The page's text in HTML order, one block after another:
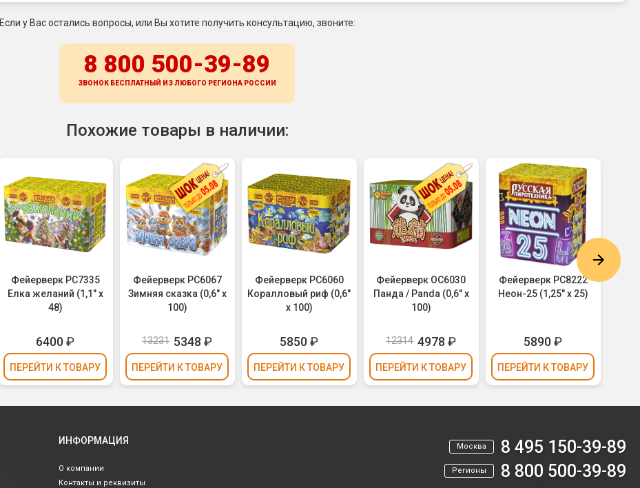
Если у Вас остались вопросы, или Вы хотите получить консультацию, звоните:
8 800 500-39-89
ЗВОНОК БЕСПЛАТНЫЙ ИЗ ЛЮБОГО РЕГИОНА РОССИИ
Похожие товары в наличии:
Фейерверк РС7335
Елка желаний (1,1" х
48)
6400₽
ПЕРЕЙТИ К ТОВАРУ
Фейерверк РС6067
Зимняя сказка (0,6" х
100)
13231 5348 ₽
ПЕРЕЙТИ К ТОВАРУ
Фейерверк РС6060
Коралловый риф (0,6"
х 100)
5850₽
ПЕРЕЙТИ К ТОВАРУ
Фейерверк ОС6030
Панда / Panda (0,6" х
100)
12314 4978 ₽
ПЕРЕЙТИ К ТОВАРУ
Фейерверк РС8222
Неон-25 (1,25" х 25)
5890₽
ПЕРЕЙТИ К ТОВАРУ
ИНФОРМАЦИЯ
О компании
Контакты и реквизиты
Москва 8 495 150-39-89
Регионы
8 800 500-39-89